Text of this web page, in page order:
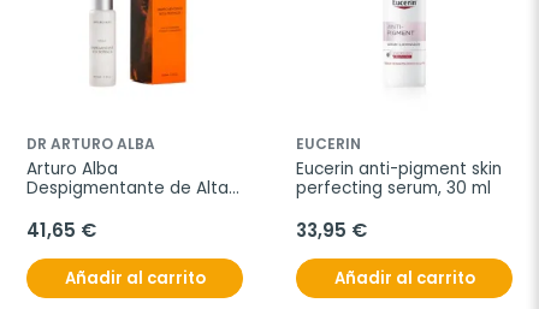
DR ARTURO ALBA
Arturo Alba
Despigmentante de Alta
41,65 €
Añadir al carrito
EUCERIN
Eucerin anti-pigment skin
perfecting serum, 30 ml
33,95 €
Añadir al carrito